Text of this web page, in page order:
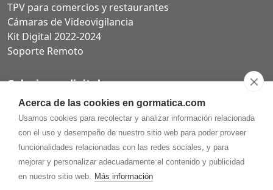
Acerca de las cookies en gormatica.com
Usamos cookies para recolectar y analizar información relacionada
con el uso y desempeño de nuestro sitio web para poder proveer
funcionalidades relacionadas con las redes sociales, y para
mejorar y personalizar adecuadamente el contenido y publicidad
en nuestro sitio web. Más información
TPV para comercios y restaurantes
Cámaras de Videovigilancia
Kit Digital 2022-2024
Soporte Remoto
Soluciones digitales
Páginas web
Tiendas online
Carta QR restaurantes